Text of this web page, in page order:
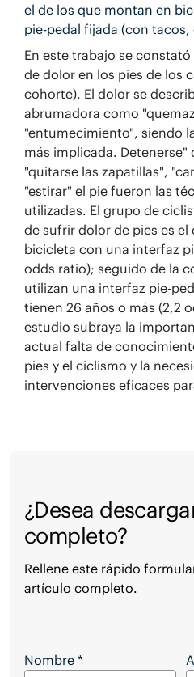
el de los que montan en
pie-pedal fijada (con tacos,
En este trabajo se
de dolor en los pies de los
cohorte). El dolor se
abrumadora como
"entumecimiento", siendo
más implicada.
"quitarse las zapatillas",
"estirar" el pie fueron las
utilizadas. El grupo de
de sufrir dolor de pies es
bicicleta con una interfaz
odds ratio); seguido de la
utilizan una interfaz pie-
tienen 26 años o más (2,2
estudio subraya la
actual falta de
pies y el ciclismo y la
intervenciones eficaces
¿Desea
completo?
Rellene este rápido
artículo completo.
¿Desea descargar el
Nombre *